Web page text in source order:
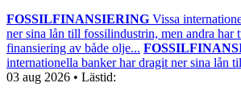
FOSSILFINANSIERING Vissa
ner sina lån till fossilindustrin, men andra har
finansiering av både olje...
internationella banker har dragit ner sina lån
03 aug 2026 • Lästid: